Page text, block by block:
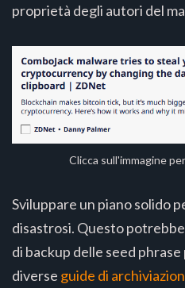
proprietà degli autori del
Clicca sull'immagine
Sviluppare un piano solido
disastrosi. Questo
di backup delle seed
diverse guide di